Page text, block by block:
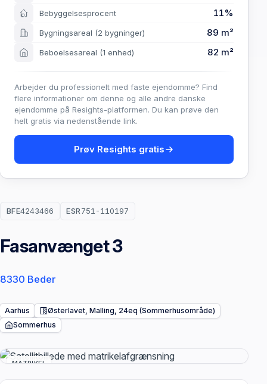
BFE4243466 ESR751-110197
Fasanvænget 3
8330 Beder
Aarhus
Østerlavet, Malling, 24eq (Sommerhusområde)
Sommerhus
MATRIKEL
Bebyggelsesprocent 11%
Bygningsareal (2 bygninger) 89 m²
Beboelsesareal (1 enhed) 82 m²
Arbejder du professionelt med faste ejendomme? Find
flere informationer om denne og alle andre danske
ejendomme på Resights-platformen. Du kan prøve den
helt gratis via nedenstående link.
Prøv Resights gratis